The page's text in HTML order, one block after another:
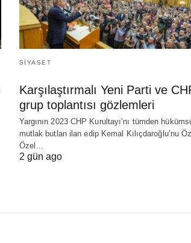
SIYASET
Karşılaştırmalı Yeni Parti ve
grup toplantısı gözlemleri
Yargının 2023 CHP Kurultayı’nı tümden
mutlak butlan ilan edip Kemal Kılıçdaroğlu’nu
Özel…
2 gün ago